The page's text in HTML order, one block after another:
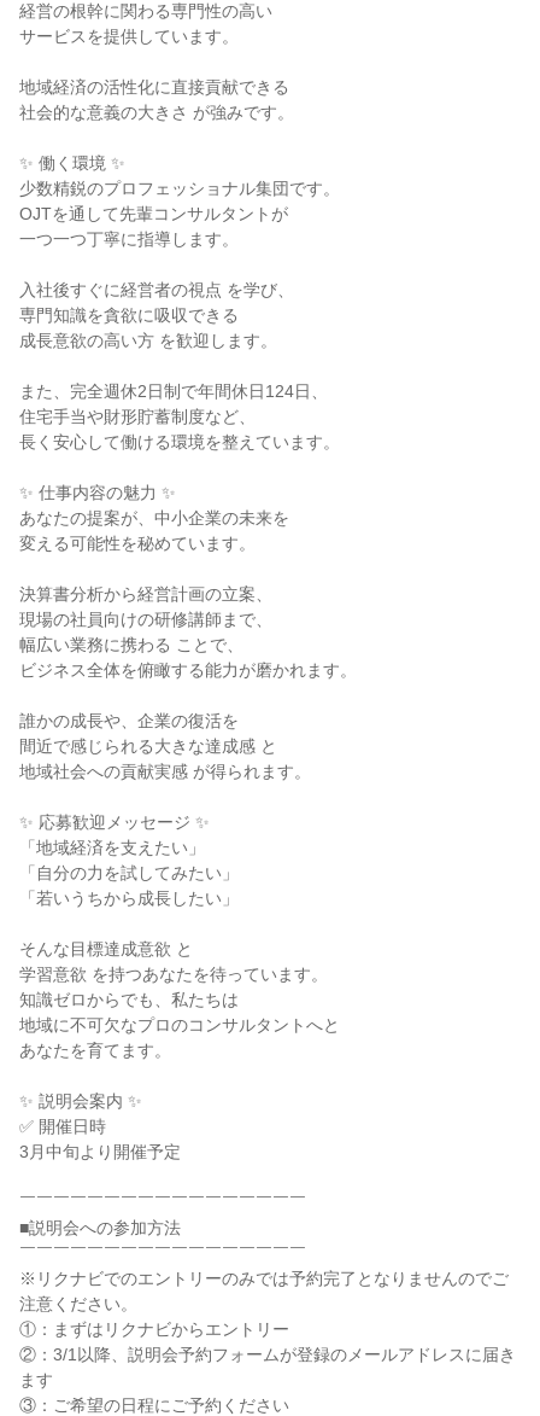
経営の根幹に関わる専門性の高い
サービスを提供しています。
地域経済の活性化に直接貢献できる
社会的な意義の大きさ が強みです。
✨ 働く環境 ✨
少数精鋭のプロフェッショナル集団です。
OJTを通して先輩コンサルタントが
一つ一つ丁寧に指導します。
入社後すぐに経営者の視点 を学び、
専門知識を貪欲に吸収できる
成長意欲の高い方 を歓迎します。
また、完全週休2日制で年間休日124日、
住宅手当や財形貯蓄制度など、
長く安心して働ける環境を整えています。
✨ 仕事内容の魅力 ✨
あなたの提案が、中小企業の未来を
変える可能性を秘めています。
決算書分析から経営計画の立案、
現場の社員向けの研修講師まで、
幅広い業務に携わる ことで、
ビジネス全体を俯瞰する能力が磨かれます。
誰かの成長や、企業の復活を
間近で感じられる大きな達成感 と
地域社会への貢献実感 が得られます。
✨ 応募歓迎メッセージ ✨
「地域経済を支えたい」
「自分の力を試してみたい」
「若いうちから成長したい」
そんな目標達成意欲 と
学習意欲 を持つあなたを待っています。
知識ゼロからでも、私たちは
地域に不可欠なプロのコンサルタントへと
あなたを育てます。
✨ 説明会案内 ✨
✅ 開催日時
3月中旬より開催予定
￣￣￣￣￣￣￣￣￣￣￣￣￣￣￣￣￣
■説明会への参加方法
￣￣￣￣￣￣￣￣￣￣￣￣￣￣￣￣￣
※リクナビでのエントリーのみでは予約完了となりませんのでご
注意ください。
①：まずはリクナビからエントリー
②：3/1以降、説明会予約フォームが登録のメールアドレスに届き
ます
③：ご希望の日程にご予約ください